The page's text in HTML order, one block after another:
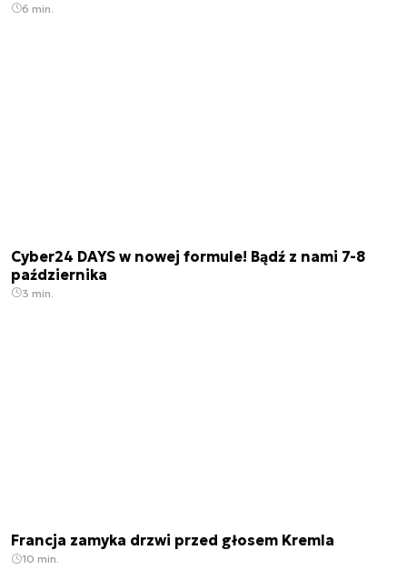
6 min.
Cyber24 DAYS w nowej formule! Bądź z nami 7-8
października
3 min.
Francja zamyka drzwi przed głosem Kremla
10 min.